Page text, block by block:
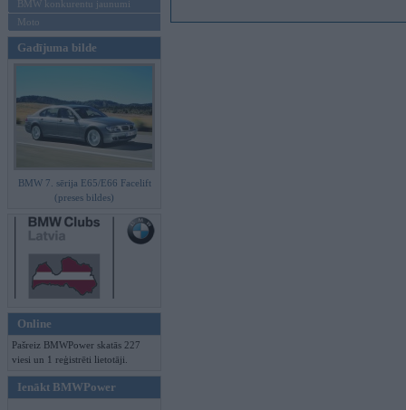
BMW konkurentu jaunumi
Moto
Gadījuma bilde
BMW 7. sērija E65/E66 Facelift
(preses bildes)
Online
Pašreiz BMWPower skatās 227
viesi un 1 reģistrēti lietotāji.
Ienākt BMWPower